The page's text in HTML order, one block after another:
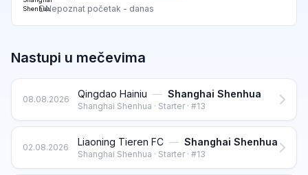
DNepoznat početak - danas
Nastupi u mečevima
08.08.2026 Qingdao Hainiu — Shanghai Shenhua
Shanghai Shenhua · Starter · #13
02.08.2026 Liaoning Tieren FC — Shanghai Shenhua
Shanghai Shenhua · Starter · #13